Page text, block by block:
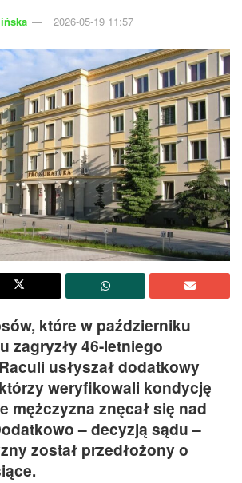
2026-05-19 11:57
które w październiku
zagryzły 46-letniego
usłyszał dodatkowy
weryfikowali kondycję
mężczyzna znęcał się nad
– decyzją sądu –
został przedłożony o